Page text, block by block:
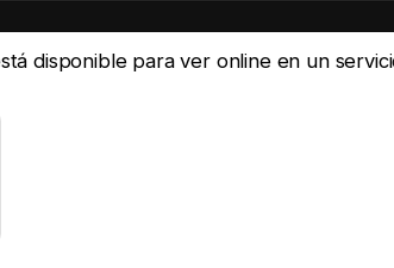
disponible para ver online en un